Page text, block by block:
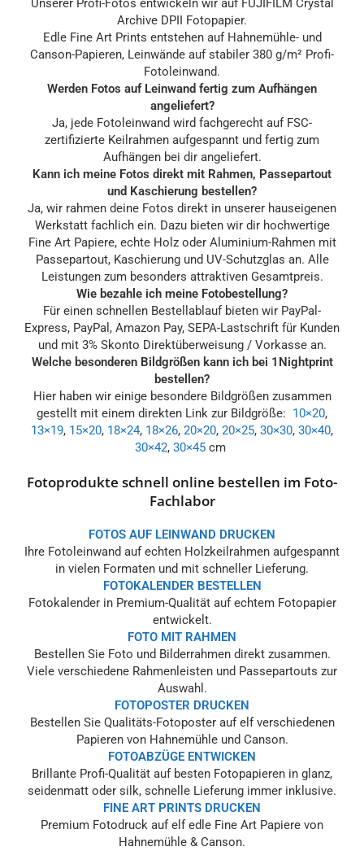
Unserer Profi-Fotos entwickeln wir auf FUJIFILM Crystal
Archive DPII Fotopapier.
Edle Fine Art Prints entstehen auf Hahnemühle- und
Canson-Papieren, Leinwände auf stabiler 380 g/m² Profi-
Fotoleinwand.
Werden Fotos auf Leinwand fertig zum Aufhängen
angeliefert?
Ja, jede Fotoleinwand wird fachgerecht auf FSC-
zertifizierte Keilrahmen aufgespannt und fertig zum
Aufhängen bei dir angeliefert.
Kann ich meine Fotos direkt mit Rahmen, Passepartout
und Kaschierung bestellen?
Ja, wir rahmen deine Fotos direkt in unserer hauseigenen
Werkstatt fachlich ein. Dazu bieten wir dir hochwertige
Fine Art Papiere, echte Holz oder Aluminium-Rahmen mit
Passepartout, Kaschierung und UV-Schutzglas an. Alle
Leistungen zum besonders attraktiven Gesamtpreis.
Wie bezahle ich meine Fotobestellung?
Für einen schnellen Bestellablauf bieten wir PayPal-
Express, PayPal, Amazon Pay, SEPA-Lastschrift für Kunden
und mit 3% Skonto Direktüberweisung / Vorkasse an.
Welche besonderen Bildgrößen kann ich bei 1Nightprint
bestellen?
Hier haben wir einige besondere Bildgrößen zusammen
gestellt mit einem direkten Link zur Bildgröße: 10×20,
13×19, 15×20, 18×24, 18×26, 20×20, 20×25, 30×30, 30×40,
30×42, 30×45 cm
Fotoprodukte schnell online bestellen im Foto-
Fachlabor
FOTOS AUF LEINWAND DRUCKEN
Ihre Fotoleinwand auf echten Holzkeilrahmen aufgespannt
in vielen Formaten und mit schneller Lieferung.
FOTOKALENDER BESTELLEN
Fotokalender in Premium-Qualität auf echtem Fotopapier
entwickelt.
FOTO MIT RAHMEN
Bestellen Sie Foto und Bilderrahmen direkt zusammen.
Viele verschiedene Rahmenleisten und Passepartouts zur
Auswahl.
FOTOPOSTER DRUCKEN
Bestellen Sie Qualitäts-Fotoposter auf elf verschiedenen
Papieren von Hahnemühle und Canson.
FOTOABZÜGE ENTWICKEN
Brillante Profi-Qualität auf besten Fotopapieren in glanz,
seidenmatt oder silk, schnelle Lieferung immer inklusive.
FINE ART PRINTS DRUCKEN
Premium Fotodruck auf elf edle Fine Art Papiere von
Hahnemühle & Canson.